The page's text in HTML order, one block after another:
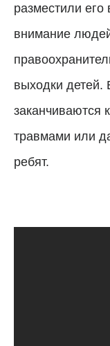
разместили его
внимание
выходки детей.
заканчиваются
травмами или
ребят.